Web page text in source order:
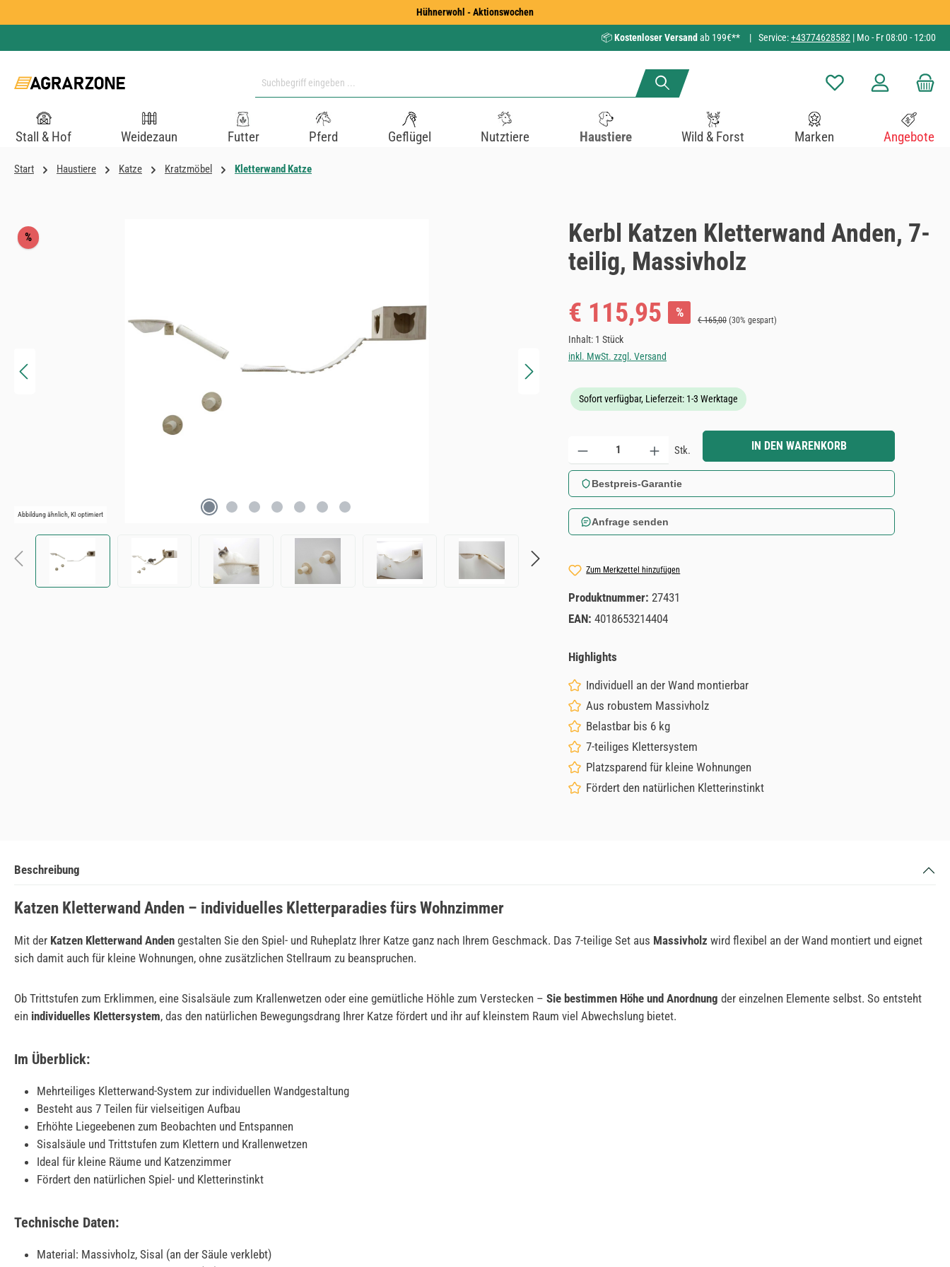
Hühnerwohl - Aktionswochen
📦Kostenloser Versand ab 199€** | Service:+43774628582 | Mo - Fr 08:00 - 12:00
Du hast 0 Produkte auf
Stall & Hof Weidezaun Futter Pferd Geflügel Nutztiere Haustiere Wild & Forst Marken Angebote
Start Haustiere Katze Kratzmöbel Kletterwand Katze
Bildergalerie überspringen
%Rabatt
Abbildung ähnlich, KI optimiert
Kerbl Katzen Kletterwand Anden, 7-
teilig, Massivholz
Verkaufspreis:
€ 115,95 % Regulärer Preis:
€ 165,00 (30% gespart)
Inhalt: 1 Stück
inkl. MwSt. zzgl. Versand
Sofort verfügbar, Lieferzeit: 1-3 Werktage
Produkt Anzahl: Gib den gewünschten Wert ein oder benutze die Schaltflächen um die Anzahl zu
Stk. IN DEN WARENKORB
Bestpreis-Garantie
Anfrage senden
Zum Merkzettel hinzufügen
Produktnummer: 27431
EAN: 4018653214404
Highlights
Individuell an der Wand montierbar
Aus robustem Massivholz
Belastbar bis 6 kg
7-teiliges Klettersystem
Platzsparend für kleine Wohnungen
Fördert den natürlichen Kletterinstinkt
Beschreibung
Katzen Kletterwand Anden – individuelles Kletterparadies fürs Wohnzimmer
Mit der Katzen Kletterwand Anden gestalten Sie den Spiel- und Ruheplatz Ihrer Katze ganz nach Ihrem Geschmack. Das 7-teilige Set aus Massivholz wird flexibel an der Wand montiert und eignet
sich damit auch für kleine Wohnungen, ohne zusätzlichen Stellraum zu beanspruchen.
Ob Trittstufen zum Erklimmen, eine Sisalsäule zum Krallenwetzen oder eine gemütliche Höhle zum Verstecken – Sie bestimmen Höhe und Anordnung der einzelnen Elemente selbst. So entsteht
ein individuelles Klettersystem, das den natürlichen Bewegungsdrang Ihrer Katze fördert und ihr auf kleinstem Raum viel Abwechslung bietet.
Im Überblick:
Mehrteiliges Kletterwand-System zur individuellen Wandgestaltung
Besteht aus 7 Teilen für vielseitigen Aufbau
Erhöhte Liegeebenen zum Beobachten und Entspannen
Sisalsäule und Trittstufen zum Klettern und Krallenwetzen
Ideal für kleine Räume und Katzenzimmer
Fördert den natürlichen Spiel- und Kletterinstinkt
Technische Daten:
Material: Massivholz, Sisal (an der Säule verklebt)